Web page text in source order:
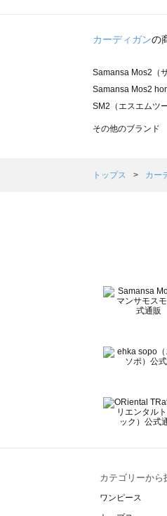
カーディガンの
Samansa Mos2（
Samansa Mos2
SM2（エスエムツ
TSUHARU by
Samansa Mos2
BETTY'S BLUE（
Wpc.（ワールドパ
その他のブランド
トップス カー
カテゴリーから
ワンピース